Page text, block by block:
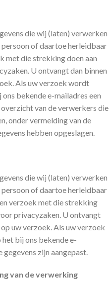
die wij (laten) verwerken
of daartoe herleidbaar
met die strekking doen aan
U ontvangt dan binnen
Als uw verzoek wordt
bekende e-mailadres een
van de verwerkers die
onder vermelding van de
hebben opgeslagen.
die wij (laten) verwerken
of daartoe herleidbaar
verzoek met die strekking
privacyzaken. U ontvangt
uw verzoek. Als uw verzoek
bij ons bekende e-
zijn aangepast.
van de verwerking